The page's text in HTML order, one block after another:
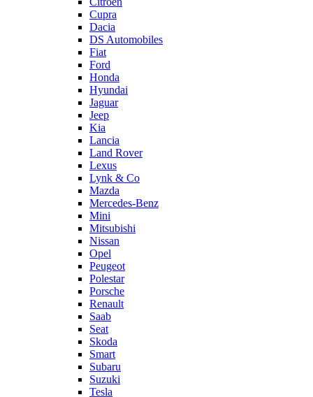
Cupra
Dacia
DS Automobiles
Fiat
Ford
Honda
Hyundai
Jaguar
Jeep
Kia
Lancia
Land Rover
Lexus
Lynk & Co
Mazda
Mercedes-Benz
Mini
Mitsubishi
Nissan
Opel
Peugeot
Polestar
Porsche
Renault
Saab
Seat
Skoda
Smart
Subaru
Suzuki
Tesla